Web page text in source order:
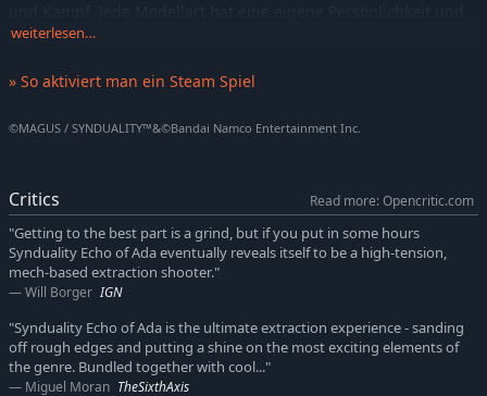
das Aussehen kann umfassend angepasst werden. Der Magus
und analysiert deine bisherigen Leistungen bei Einsätzen,
deiner Nähe, da der Magus zudem einzigartige Fähigkeiten
DER CRADLECOFFIN – DEIN FORTBEWEGUNGSMITTEL
Der CRADLECOFFIN ist ein Allwetter-Bipod, der für das raue
Gelände an der Oberfläche entwickelt wurde. Alle Mechas
haben individuelle Lebensdauern, Ladekapazitäten und
Betriebszeiten und können mit einer Vielzahl an Körperteilen
und Waffen ausgestattet werden, um für jeden Einsatz und
Spielstil angepasst zu sein. Stelle neue Teile her, indem du
Ressourcen sammelst, die Garage aufwertest und entdeckst,
wie mächtig ein CRADLECOFFIN werden kann!
weiterlesen…
» So aktiviert man ein Steam Spiel
©MAGUS / SYNDUALITY™&©Bandai Namco Entertainment Inc.
Critics
Read more: Opencritic.com
"Getting to the best part is a grind, but if you put in some hours
Synduality Echo of Ada eventually reveals itself to be a high-tension,
mech-based extraction shooter."
Will Borger IGN
"Synduality Echo of Ada is the ultimate extraction experience - sanding
off rough edges and putting a shine on the most exciting elements of
the genre. Bundled together with cool..."
Miguel Moran TheSixthAxis